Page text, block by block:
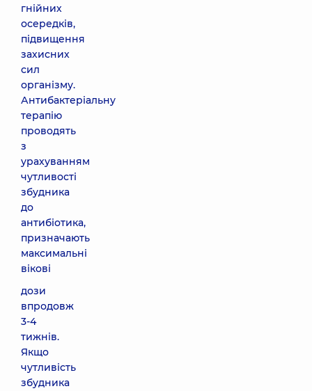
гнійних
осередків,
підвищення
захисних
сил
організму.
Антибактеріальну
терапію
проводять
з
урахуванням
чутливості
збудника
до
антибіотика,
призначають
максимальні
вікові
дози
впродовж
3-4
тижнів.
Якщо
чутливість
збудника